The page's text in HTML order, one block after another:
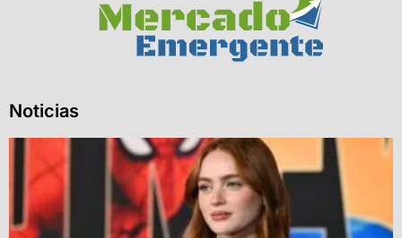
Noticias